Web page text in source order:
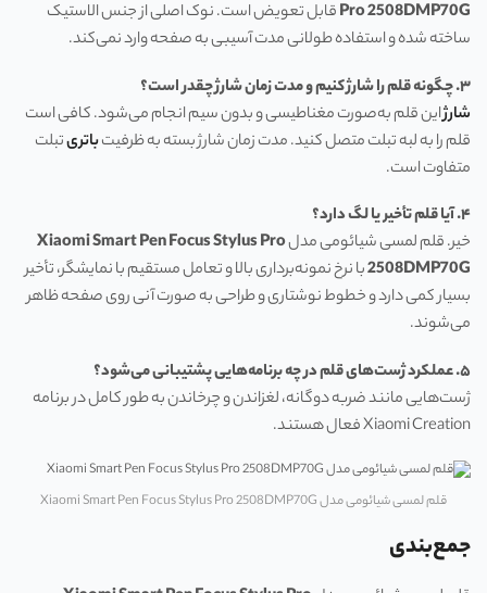
Pro 2508DMP70Gقابل تعویض است. نوک اصلی از جنس الاستیک
ساخته شده و استفاده طولانی مدت آسیبی به صفحه وارد نمی‌کند.
۳.چگونه قلم را شارژ کنیم و مدت زمان شارژ چقدر است؟
شارژاین قلم به‌صورت مغناطیسی و بدون سیم انجام می‌شود. کافی است
قلم را به لبه تبلت متصل کنید. مدت زمان شارژ بسته به ظرفیتباتریتبلت
متفاوت است.
۴.آیا قلم تأخیر یا لگ دارد؟
خیر. قلم لمسی شیائومی مدلXiaomi Smart Pen Focus Stylus Pro
2508DMP70Gبا نرخ نمونه‌برداری بالا و تعامل مستقیم با نمایشگر، تأخیر
بسیار کمی دارد و خطوط نوشتاری و طراحی به صورت آنی روی صفحه ظاهر
می‌شوند.
۵.عملکرد ژست‌های قلم در چه برنامه‌هایی پشتیبانی می‌شود؟
ژست‌هایی مانند ضربه دوگانه، لغزاندن و چرخاندن به طور کامل در برنامه
Xiaomi Creation فعال هستند.
قلم لمسی شیائومی مدل Xiaomi Smart Pen Focus Stylus Pro 2508DMP70G
جمع‌بندی